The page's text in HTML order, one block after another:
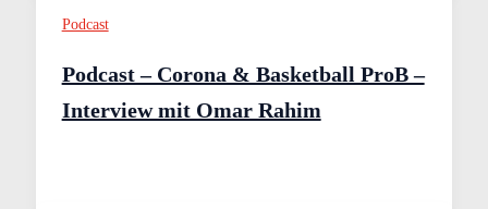
Podcast
Podcast – Corona & Basketball ProB –
Interview mit Omar Rahim